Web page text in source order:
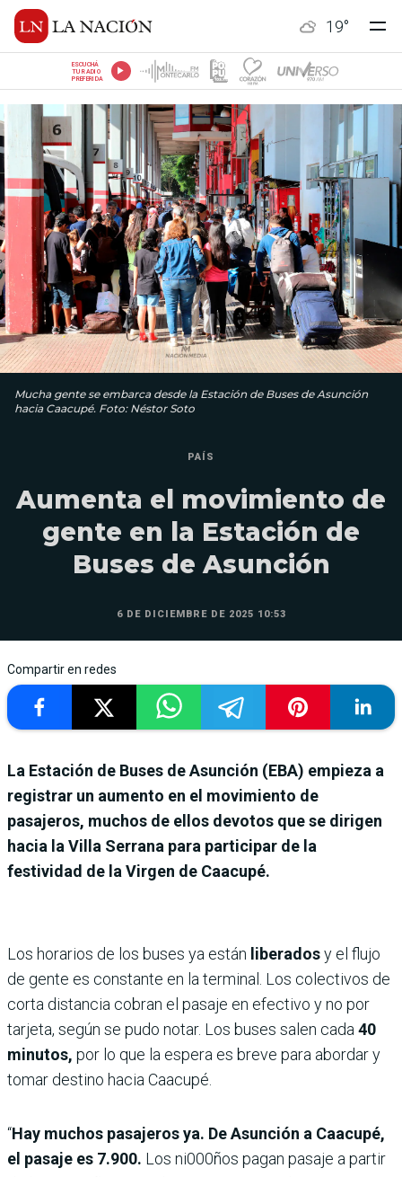
19°
ESCUCHÁ
TU RADIO
PREFERIDA
Mucha gente se embarca desde la Estación de Buses de Asunción
hacia Caacupé. Foto: Néstor Soto
PAÍS
Aumenta el movimiento de
gente en la Estación de
Buses de Asunción
6 DE DICIEMBRE DE 2025 10:53
Compartir en redes
La Estación de Buses de Asunción (EBA) empieza a
registrar un aumento en el movimiento de
pasajeros, muchos de ellos devotos que se dirigen
hacia la Villa Serrana para participar de la
festividad de la Virgen de Caacupé.
Los horarios de los buses ya están liberadosy el flujo
de gente es constante en la terminal. Los colectivos de
corta distancia cobran el pasaje en efectivo y no por
tarjeta, según se pudo notar. Los buses salen cada 40
minutos, por lo que la espera es breve para abordar y
tomar destino hacia Caacupé.
“Hay muchos pasajeros ya. De Asunción a Caacupé,
el pasaje es 7.900. Los ni000ños pagan pasaje a partir